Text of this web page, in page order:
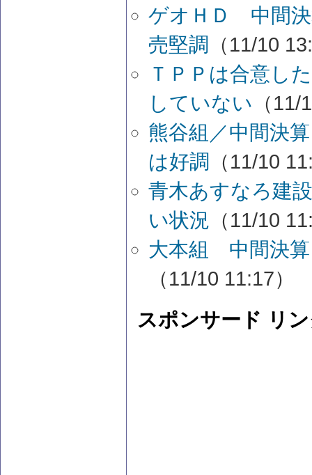
ゲオＨＤ 中間
売堅調 （11/10
ＴＰＰは合意
していない （
熊谷組／中間決
は好調 （11/10
青木あすなろ
い状況 （11/10
大本組 中間決
（11/10 11:17）
スポンサード リ